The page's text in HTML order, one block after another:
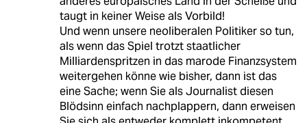
taugt in keiner Weise als Vorbild!
Und wenn unsere neoliberalen Politiker so tun,
als wenn das Spiel trotzt staatlicher
Milliardenspritzen in das marode Finanzsystem
weitergehen könne wie bisher, dann ist das
eine Sache; wenn Sie als Journalist diesen
Blödsinn einfach nachplappern, dann erweisen